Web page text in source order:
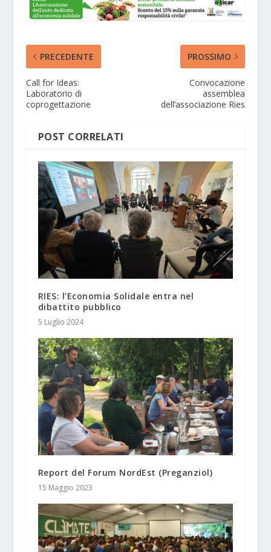
PRECEDENTE
Call for Ideas:
Laboratorio di
coprogettazione
PROSSIMO
Convocazione
assemblea
dell’associazione Ries
POST CORRELATI
RIES: l’Economia Solidale entra nel
dibattito pubblico
5 Luglio 2024
Report del Forum NordEst (Preganziol)
15 Maggio 2023